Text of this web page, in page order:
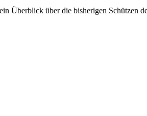
Überblick über die bisherigen Schützen